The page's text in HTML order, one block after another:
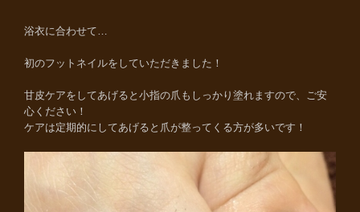
浴衣に合わせて…
初のフットネイルをしていただきました！
甘皮ケアをしてあげると小指の爪もしっかり塗れますので、ご安
心ください！
ケアは定期的にしてあげると爪が整ってくる方が多いです！